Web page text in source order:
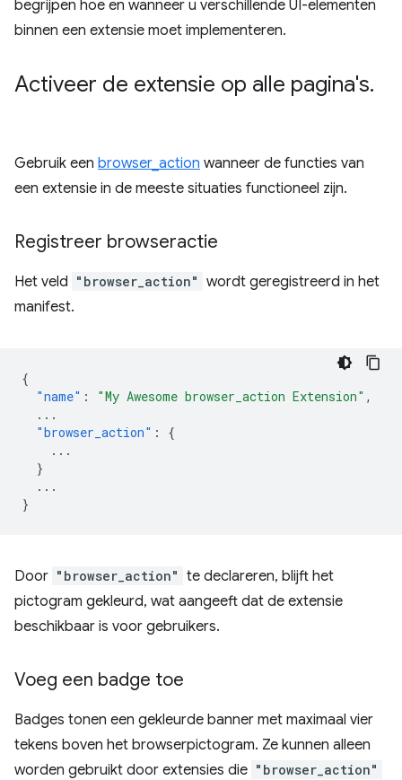
begrijpen hoe en wanneer u verschillende UI-elementen
binnen een extensie moet implementeren.
Activeer de extensie op alle pagina's.
Gebruik een browser_action wanneer de functies van
een extensie in de meeste situaties functioneel zijn.
Registreer browseractie
Het veld "browser_action" wordt geregistreerd in het
manifest.
{
"name" : "My Awesome browser_action Extension" ,
...
"browser_action" :
{
...
}
...
}
Door "browser_action" te declareren, blijft het
pictogram gekleurd, wat aangeeft dat de extensie
beschikbaar is voor gebruikers.
Voeg een badge toe
Badges tonen een gekleurde banner met maximaal vier
tekens boven het browserpictogram. Ze kunnen alleen
worden gebruikt door extensies die "browser_action"